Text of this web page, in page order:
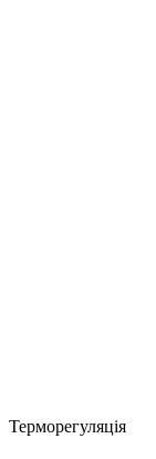
Терморегуляція